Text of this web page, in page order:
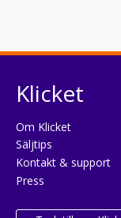
Klicket
Om Klicket
Säljtips
Kontakt & support
Press